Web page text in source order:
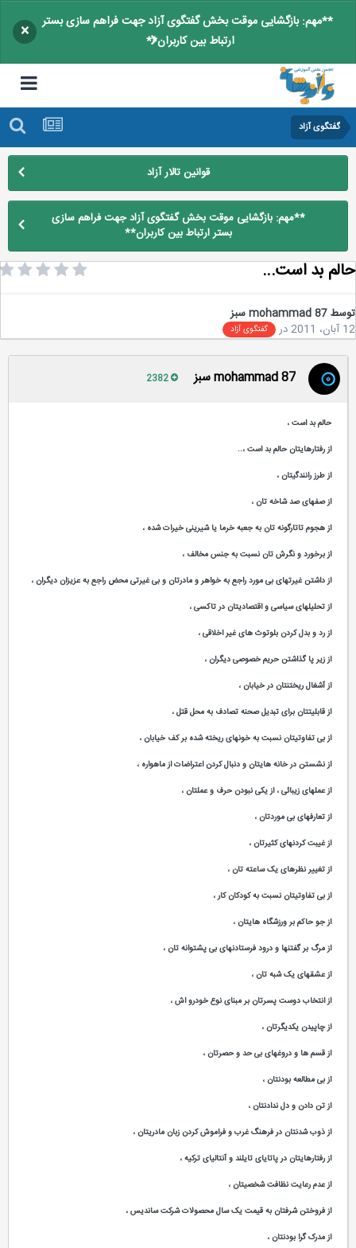
**مهم: بازگشایی موقت بخش گفتگوی آزاد جهت فراهم سازی بستر
ارتباط بین کاربران**
×
گفتگوی آزاد
قوانین تالار آزاد
**مهم: بازگشایی موقت بخش گفتگوی آزاد جهت فراهم سازی
بستر ارتباط بین کاربران**
بد است...
mohammad 87 سبز
در گفتگوی آزاد
mohammad 87 سبز
حالم بد است ،
از رفتارهایتان حالم بد است ،..
از طرز رانندگیتان ،
از صفهای صد شاخه تان ،
از هجوم تاتارگونه تان به جعبه خرما یا شیرینی خیرات شده ،
از برخورد و نگرش تان نسبت به جنس مخالف ،
از داشتن غیرتهای بی مورد راجع به خواهر و مادرتان و بی غیرتی محض راجع به عزیزان دیگران ،
از تحلیلهای سیاسی و اقتصادیتان در تاکسی ،
از رد و بدل کردن بلوتوث های غیر اخلاقی ،
از زیر پا گذاشتن حریم خصوصی دیگران ،
از آشغال ریختنتان در خیابان ،
از قابلیتتان برای تبدیل صحنه تصادف به محل قتل ،
از بی تفاوتیتان نسبت به خونهای ریخته شده بر کف خیابان ،
از نشستن در خانه هایتان و دنبال کردن اعتراضات از ماهواره ،
از عملهای زیبائی ، از یکی نبودن حرف و عملتان ،
از تعارفهای بی موردتان ،
از غیبت کردنهای کثیرتان ،
از تغییر نظرهای یک ساعته تان ،
از بی تفاوتیتان نسبت به کودکان کار ،
از جو حاکم بر ورزشگاه هایتان ،
از مرگ بر گفتنها و درود فرستادنهای بی پشتوانه تان ،
از عشقهای یک شبه تان ،
از انتخاب دوست پسرتان بر مبنای نوع خودرو اش ،
از چاپیدن یکدیگرتان ،
از قسم ها و دروغهای بی حد و حصرتان ،
از بی مطالعه بودنتان ،
از تن دادن و دل ندادنتان ،
از ذوب شدنتان در فرهنگ غرب و فراموش کردن زبان مادریتان ،
از رفتارهایتان در پاتایای تایلند و آنتالیای ترکیه ،
از عدم رعایت نظافت شخصیتان ،
از فروختن شرفتان به قیمت یک سال محصولات شرکت ساندیس ،
از مدرک گرا بودنتان ،